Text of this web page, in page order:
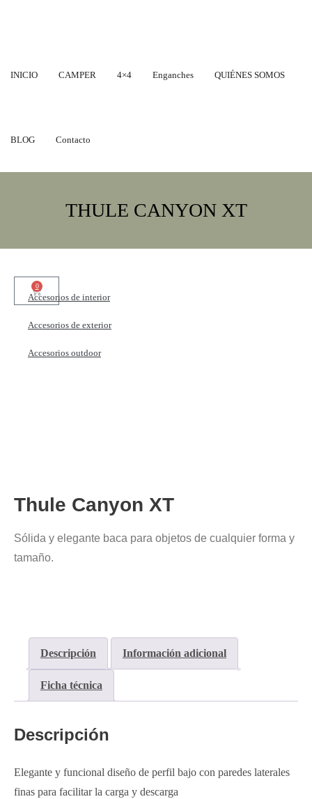
INICIO CAMPER 4×4 Enganches QUIÉNES SOMOS
BLOG Contacto
THULE CANYON XT
0
Accesorios de interior
Accesorios de exterior
Accesorios outdoor
Thule Canyon XT
Sólida y elegante baca para objetos de cualquier forma y
tamaño.
Descripción Información adicional
Ficha técnica
Descripción
Elegante y funcional diseño de perfil bajo con paredes laterales
finas para facilitar la carga y descarga